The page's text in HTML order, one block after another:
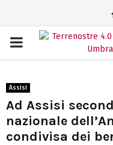
PRIMARY
Assisi
Ad Assisi
nazionale
condivisa dei